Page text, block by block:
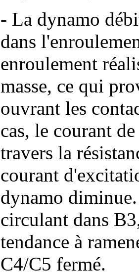
- La dynamo
dans
enroulement
masse, ce qui
ouvrant les
cas, le courant
travers la
courant
dynamo
circulant dans
tendance à
C4/C5 fermé.